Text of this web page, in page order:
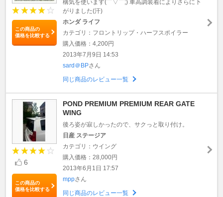
この商品の
価格を比較する
構気を使います(￣▽￣;) 車高調装着によりさらに下
がりました(汗)
ホンダ ライフ
カテゴリ：フロントリップ・ハーフスポイラー
購入価格：4,200円
2013年7月9日 14:53
sard＠BPさん
同じ商品のレビュー一覧
6
この商品の
価格を比較する
POND PREMIUM PREMIUM REAR GATE
WING
後ろ姿が寂しかったので、サクっと取り付け。
日産 ステージア
カテゴリ：ウイング
購入価格：28,000円
2013年6月1日 17:57
mppさん
同じ商品のレビュー一覧